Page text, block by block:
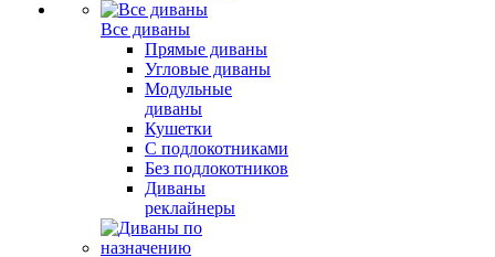
Все диваны
Прямые диваны
Угловые диваны
Модульные
диваны
Кушетки
С подлокотниками
Без подлокотников
Диваны
реклайнеры